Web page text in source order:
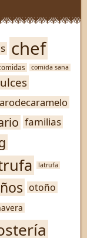
chef
comida sana
familias
latrufa
otoño